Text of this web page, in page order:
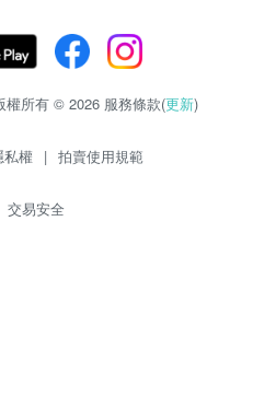
權所有 © 2026 服務條款(更新)
私權 | 拍賣使用規範
交易安全